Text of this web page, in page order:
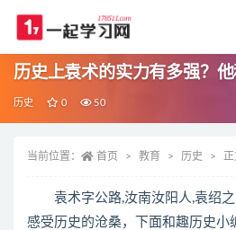
历史上袁术的实力有多强？他
历史 0 50
当前位置： 首页 教育 历史
袁术字公路,汝南汝阳人,袁绍之
感受历史的沧桑，下面和趣历史小